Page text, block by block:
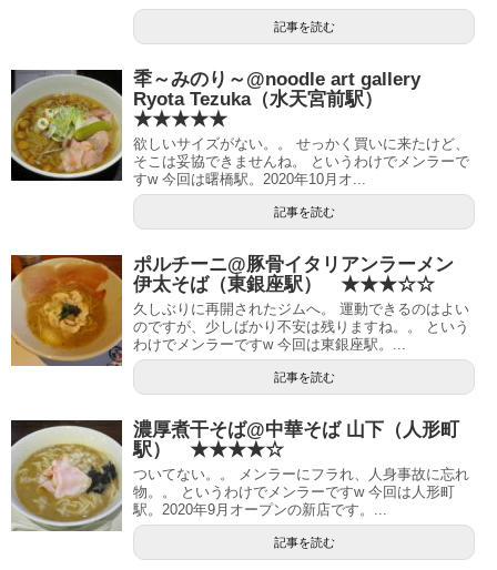
記事を読む
秊～みのり～@noodle art gallery
Ryota Tezuka（水天宮前駅）
★★★★★
欲しいサイズがない。。 せっかく買いに来たけど、
そこは妥協できませんね。 というわけでメンラーで
すw 今回は曙橋駅。2020年10月オ...
記事を読む
ポルチーニ@豚骨イタリアンラーメン
伊太そば（東銀座駅） ★★★☆☆
久しぶりに再開されたジムへ。 運動できるのはよい
のですが、少しばかり不安は残りますね。。 という
わけでメンラーですw 今回は東銀座駅。...
記事を読む
濃厚煮干そば@中華そば 山下（人形町
駅） ★★★★☆
ついてない。。 メンラーにフラれ、人身事故に忘れ
物。。 というわけでメンラーですw 今回は人形町
駅。2020年9月オープンの新店です。...
記事を読む